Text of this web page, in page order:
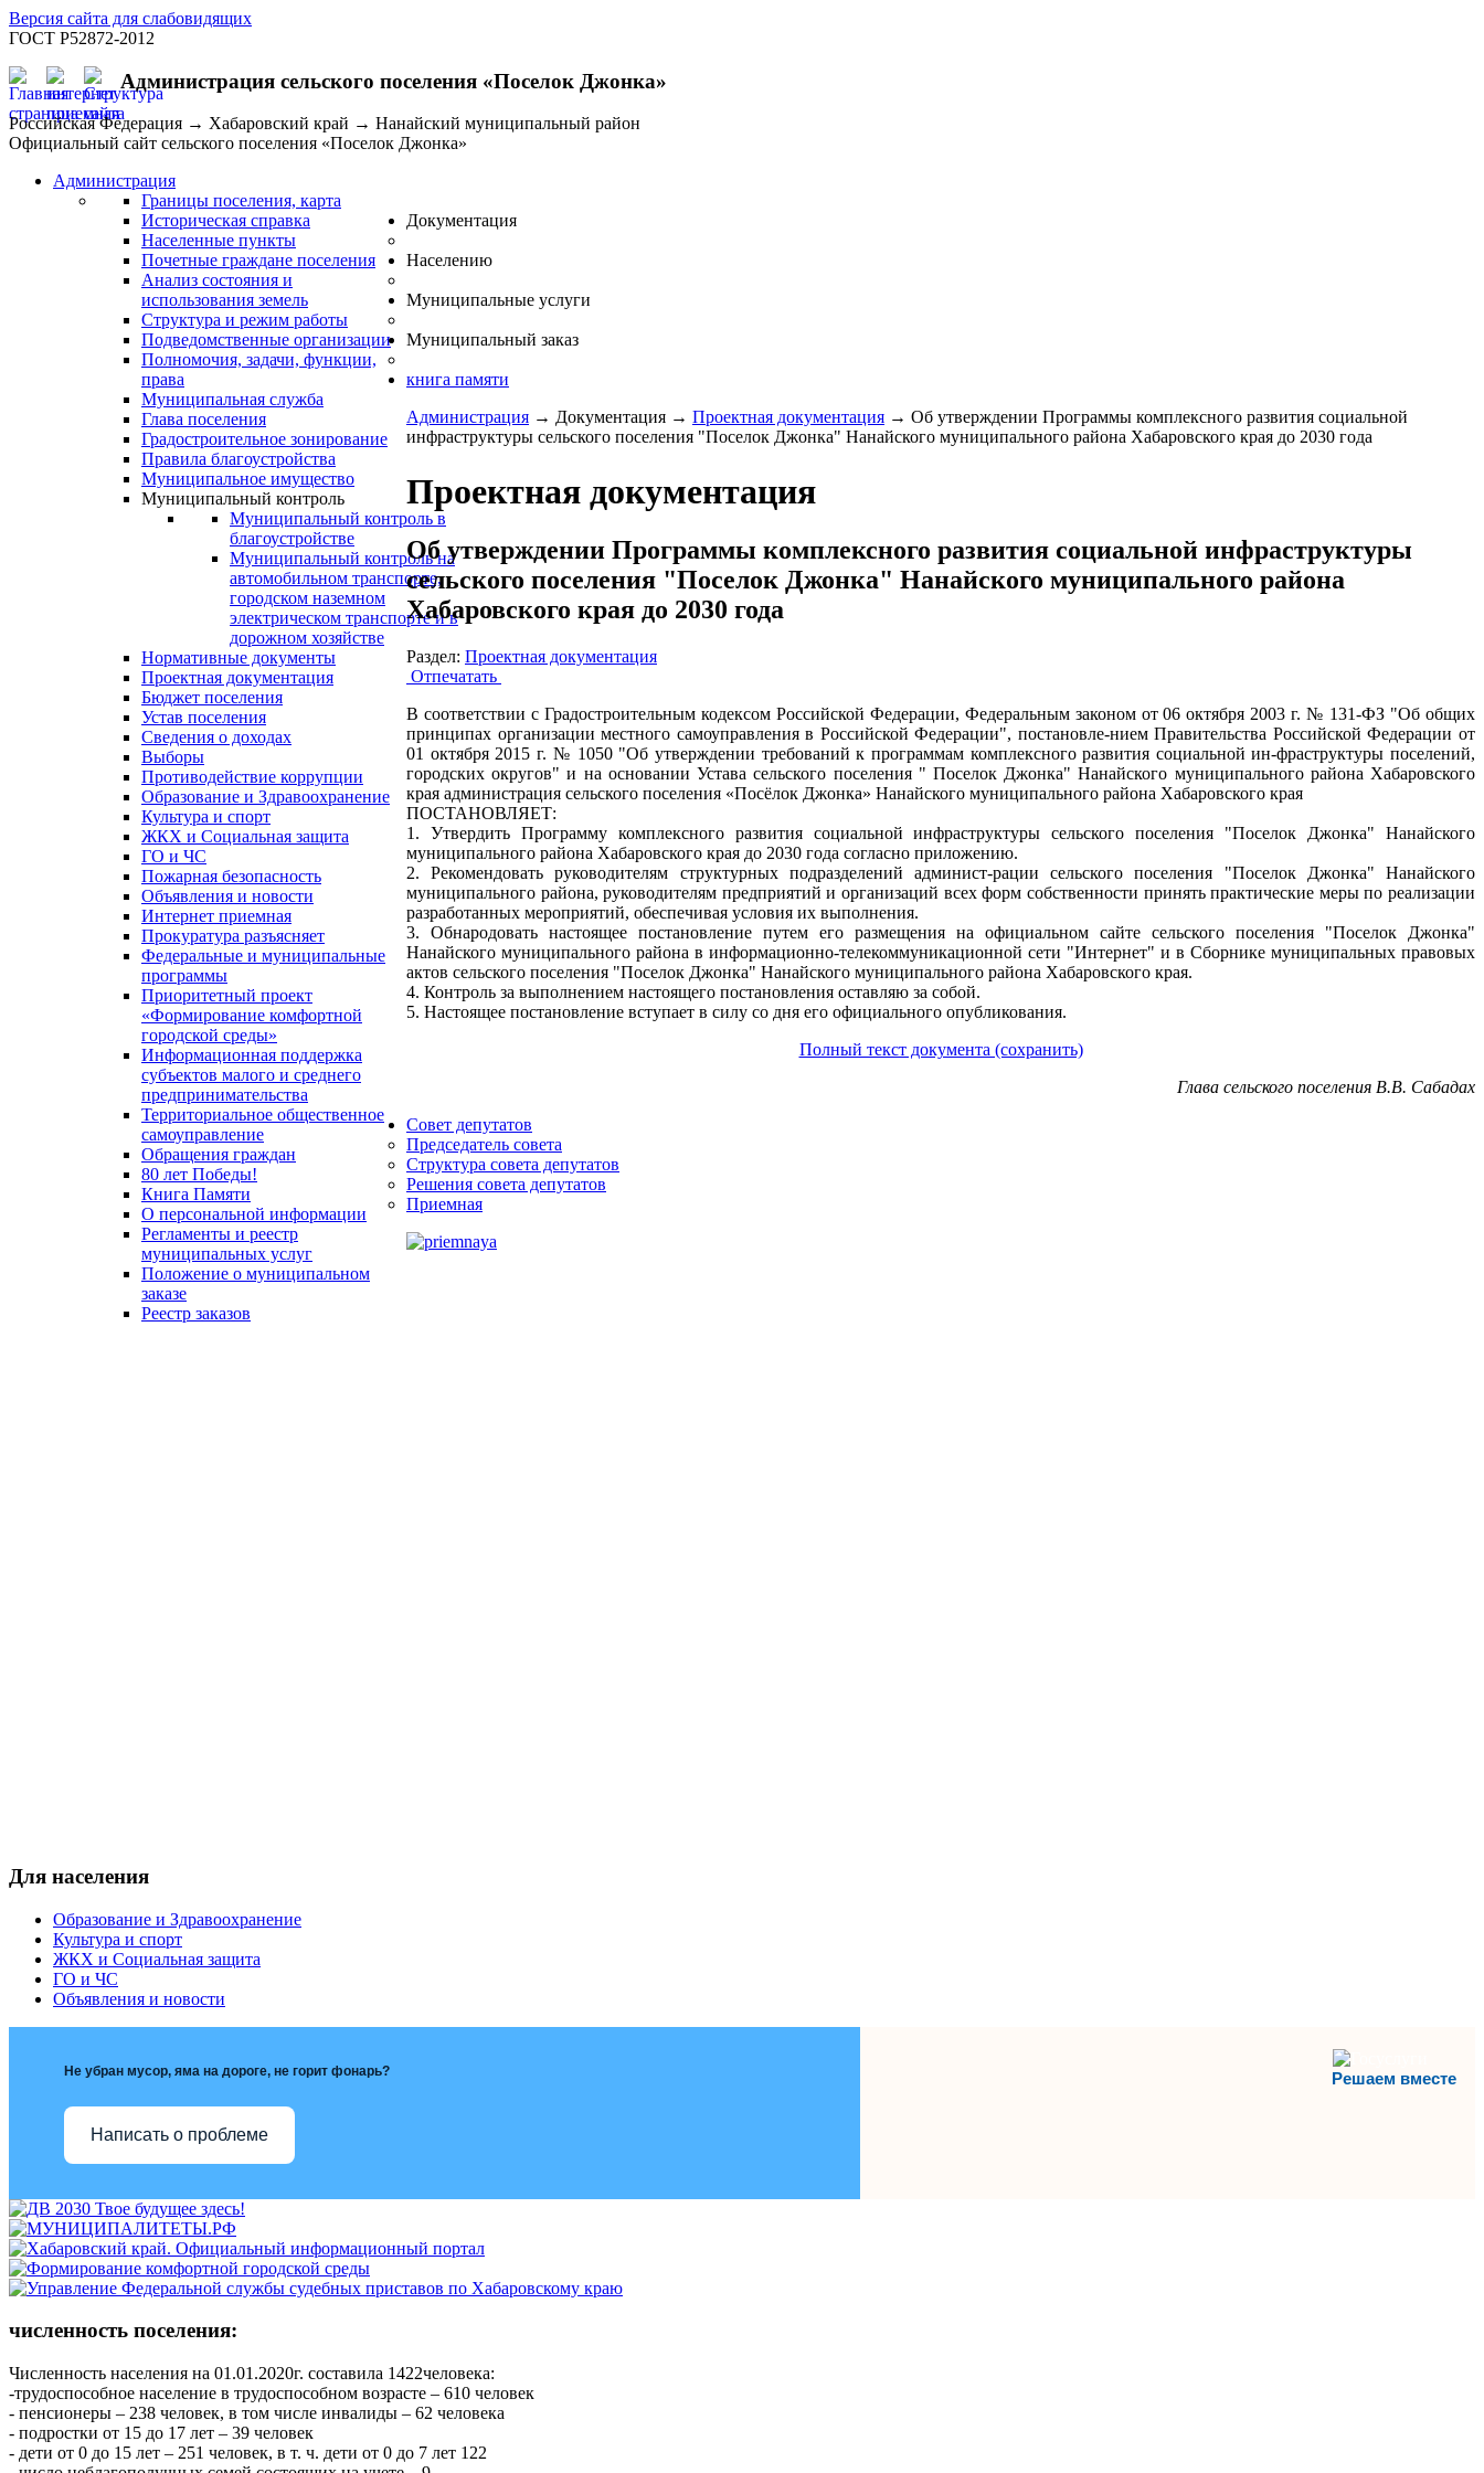
Версия сайта для слабовидящих
ГОСТ Р52872-2012
Администрация сельского поселения «Поселок Джонка»
Российская Федерация → Хабаровский край → Нанайский муниципальный район
Официальный сайт сельского поселения «Поселок Джонка»
Администрация
Границы поселения, карта
Историческая справка
Населенные пункты
Почетные граждане поселения
Анализ состояния и
использования земель
Структура и режим работы
Подведомственные организации
Полномочия, задачи, функции,
права
Муниципальная служба
Глава поселения
Градостроительное зонирование
Правила благоустройства
Муниципальное имущество
Муниципальный контроль
Муниципальный контроль в
благоустройстве
Муниципальный контроль на
автомобильном транспорте,
городском наземном
электрическом транспорте и в
дорожном хозяйстве
Документация
Нормативные документы
Проектная документация
Бюджет поселения
Устав поселения
Сведения о доходах
Выборы
Противодействие коррупции
Населению
Образование и Здравоохранение
Культура и спорт
ЖКХ и Социальная защита
ГО и ЧС
Пожарная безопасность
Объявления и новости
Интернет приемная
Прокуратура разъясняет
Федеральные и муниципальные
программы
Приоритетный проект
«Формирование комфортной
городской среды»
Информационная поддержка
субъектов малого и среднего
предпринимательства
Территориальное общественное
самоуправление
Обращения граждан
80 лет Победы!
Книга Памяти
О персональной информации
Муниципальные услуги
Регламенты и реестр
муниципальных услуг
Муниципальный заказ
Положение о муниципальном
заказе
Реестр заказов
книга памяти
Администрация → Документация → Проектная документация → Об утверждении Программы комплексного развития социальной
инфраструктуры сельского поселения "Поселок Джонка" Нанайского муниципального района Хабаровского края до 2030 года
Проектная документация
Об утверждении Программы комплексного развития социальной инфраструктуры
сельского поселения "Поселок Джонка" Нанайского муниципального района
Хабаровского края до 2030 года
Раздел: Проектная документация
Отпечатать
В соответствии с Градостроительным кодексом Российской Федерации, Федеральным законом от 06 октября 2003 г. № 131-ФЗ "Об общих
принципах организации местного самоуправления в Российской Федерации", постановле-нием Правительства Российской Федерации от
01 октября 2015 г. № 1050 "Об утверждении требований к программам комплексного развития социальной ин-фраструктуры поселений,
городских округов" и на основании Устава сельского поселения " Поселок Джонка" Нанайского муниципального района Хабаровского
края администрация сельского поселения «Посёлок Джонка» Нанайского муниципального района Хабаровского края
ПОСТАНОВЛЯЕТ:
1. Утвердить Программу комплексного развития социальной инфраструктуры сельского поселения "Поселок Джонка" Нанайского
муниципального района Хабаровского края до 2030 года согласно приложению.
2. Рекомендовать руководителям структурных подразделений админист-рации сельского поселения "Поселок Джонка" Нанайского
муниципального района, руководителям предприятий и организаций всех форм собственности принять практические меры по реализации
разработанных мероприятий, обеспечивая условия их выполнения.
3. Обнародовать настоящее постановление путем его размещения на официальном сайте сельского поселения "Поселок Джонка"
Нанайского муниципального района в информационно-телекоммуникационной сети "Интернет" и в Сборнике муниципальных правовых
актов сельского поселения "Поселок Джонка" Нанайского муниципального района Хабаровского края.
4. Контроль за выполнением настоящего постановления оставляю за собой.
5. Настоящее постановление вступает в силу со дня его официального опубликования.
Полный текст документа (сохранить)
Глава сельского поселения В.В. Сабадах
Совет депутатов
Председатель совета
Структура совета депутатов
Решения совета депутатов
Приемная
Для населения
Образование и Здравоохранение
Культура и спорт
ЖКХ и Социальная защита
ГО и ЧС
Объявления и новости
Решаем вместе
Не убран мусор, яма на дороге, не горит фонарь?
Написать о проблеме
численность поселения:
Численность населения на 01.01.2020г. составила 1422человека:
-трудоспособное население в трудоспособном возрасте – 610 человек
- пенсионеры – 238 человек, в том числе инвалиды – 62 человека
- подростки от 15 до 17 лет – 39 человек
- дети от 0 до 15 лет – 251 человек, в т. ч. дети от 0 до 7 лет 122